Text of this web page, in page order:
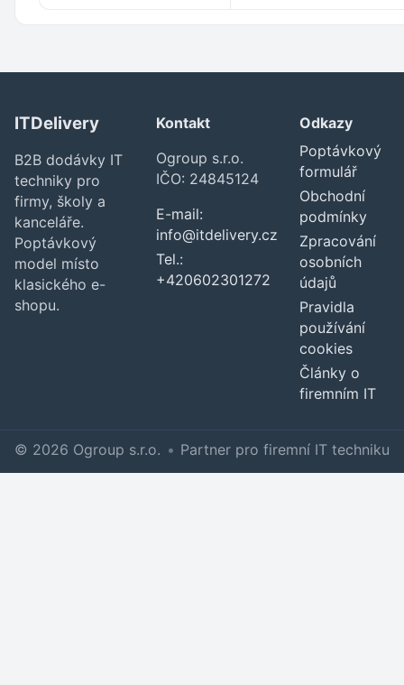
ITDelivery
B2B dodávky IT
techniky pro
firmy, školy a
kanceláře.
Poptávkový
model místo
klasického e-
shopu.
Kontakt
Ogroup s.r.o.
IČO: 24845124
E-mail:
info@itdelivery.cz
Tel.:
+420602301272
Odkazy
Poptávkový
formulář
Obchodní
podmínky
Zpracování
osobních
údajů
Pravidla
používání
cookies
Články o
firemním IT
© 2026 Ogroup s.r.o. • Partner pro firemní IT techniku